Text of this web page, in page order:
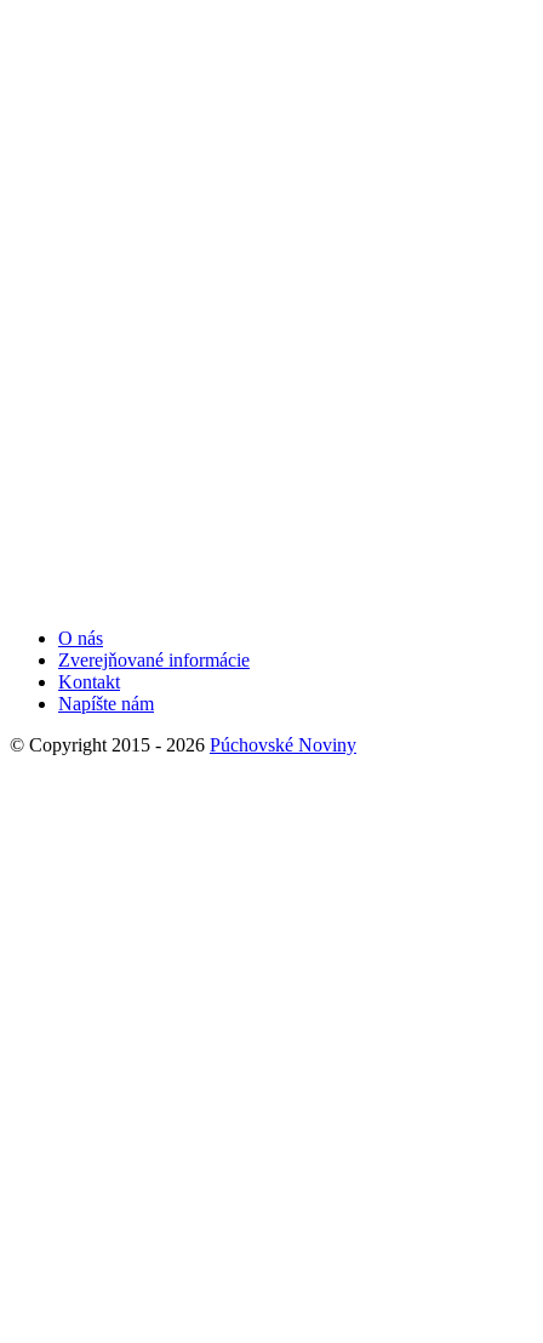
O nás
Zverejňované informácie
Kontakt
Napíšte nám
© Copyright 2015 - 2026 Púchovské Noviny